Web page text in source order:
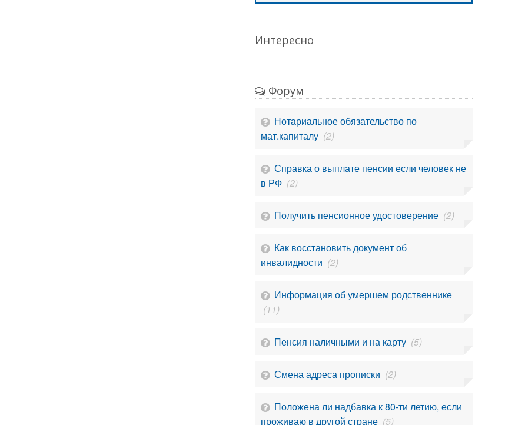
Интересно
Форум
Нотариальное обязательство по
мат.капиталу (2)
Справка о выплате пенсии если человек не
в РФ (2)
Получить пенсионное удостоверение (2)
Как восстановить документ об
инвалидности (2)
Информация об умершем родственнике
(11)
Пенсия наличными и на карту (5)
Смена адреса прописки (2)
Положена ли надбавка к 80-ти летию, если
проживаю в другой стране (5)